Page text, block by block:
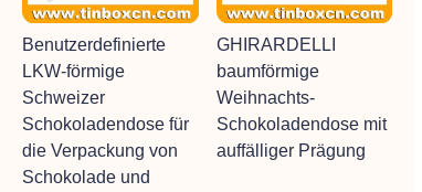
Benutzerdefinierte
LKW-förmige
Schweizer
Schokoladendose für
die Verpackung von
Schokolade und
GHIRARDELLI
baumförmige
Weihnachts-
Schokoladendose mit
auffälliger Prägung